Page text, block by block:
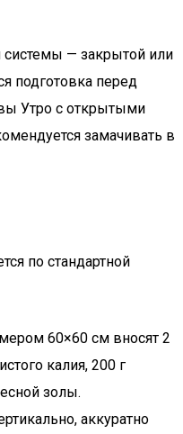
системы — закрытой или
подготовка перед
Утро с открытыми
замачивать в
по стандартной
60×60 см вносят 2
калия, 200 г
золы.
аккуратно